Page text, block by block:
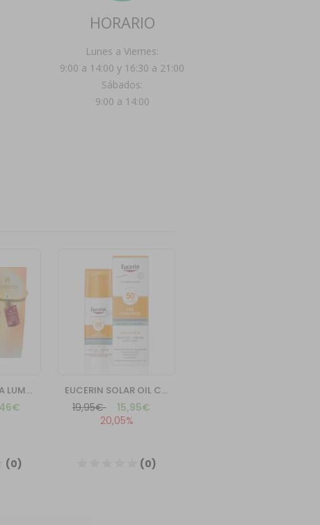
HORARIO
Lunes a Viernes:
9:00 a 14:00 y 16:30 a 21:00
Sábados:
9:00 a 14:00